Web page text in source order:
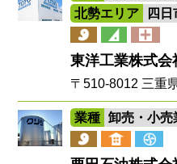
北勢エリア
四日
東洋工業株式会
〒510-8012 三重
業種 卸売・小売